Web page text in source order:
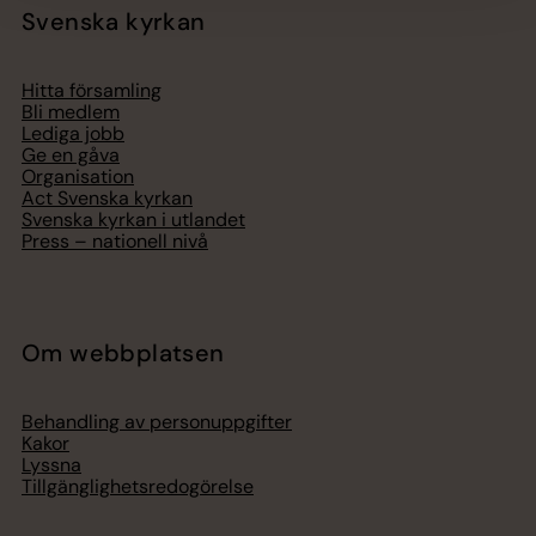
Svenska kyrkan
Hitta församling
Bli medlem
Lediga jobb
Ge en gåva
Organisation
Act Svenska kyrkan
Svenska kyrkan i utlandet
Press – nationell nivå
Om webbplatsen
Behandling av personuppgifter
Kakor
Lyssna
Tillgänglighetsredogörelse